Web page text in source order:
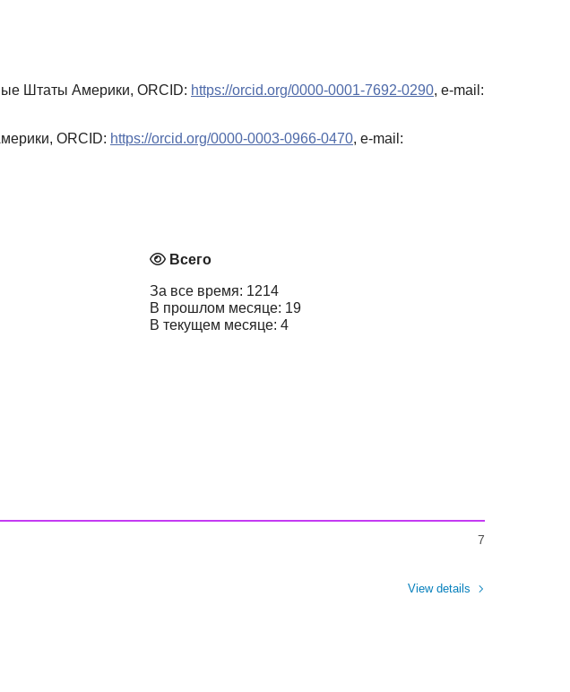
Штаты Америки, ORCID: https://orcid.org/0000-0001-7692-0290, e-mail:
ORCID: https://orcid.org/0000-0003-0966-0470, e-mail:
Всего
За все время: 1214
В прошлом месяце: 19
В текущем месяце: 4
7
View details